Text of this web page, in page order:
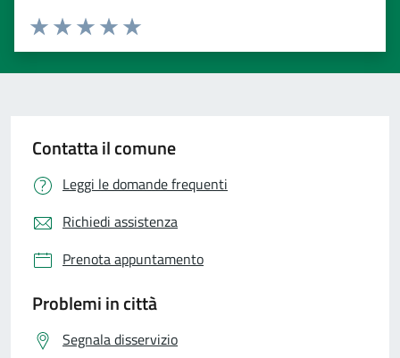
Valuta 5 stelle su 5
Valuta 4 stelle su 5
Valuta 3 stelle su 5
Valuta 2 stelle su 5
Valuta 1 stelle su 5
Contatta il comune
Leggi le domande frequenti
Richiedi assistenza
Prenota appuntamento
Problemi in città
Segnala disservizio